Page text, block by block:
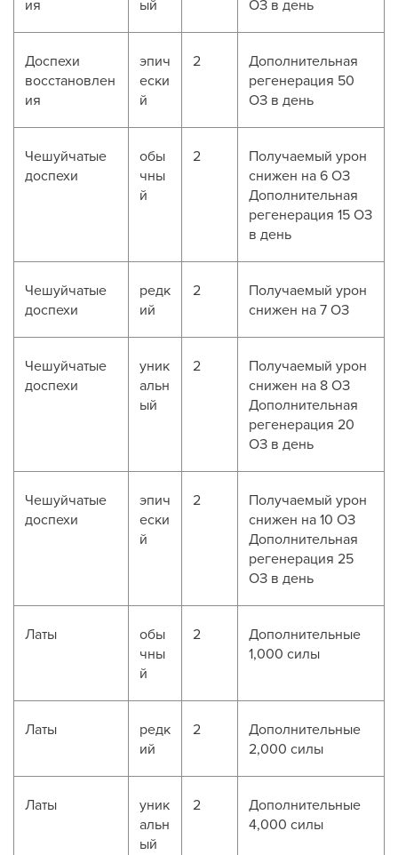
ия ый ОЗ в день
Доспехи
восстановлен
ия
эпич
ески
й
2
Дополнительная
регенерация 50
ОЗ в день
Чешуйчатые
доспехи
обы
чны
й
2
Получаемый урон
снижен на 6 ОЗ
Дополнительная
регенерация 15 ОЗ
в день
Чешуйчатые
доспехи
редк
ий
2
Получаемый урон
снижен на 7 ОЗ
Чешуйчатые
доспехи
уник
альн
ый
2
Получаемый урон
снижен на 8 ОЗ
Дополнительная
регенерация 20
ОЗ в день
Чешуйчатые
доспехи
эпич
ески
й
2
Получаемый урон
снижен на 10 ОЗ
Дополнительная
регенерация 25
ОЗ в день
Латы
обы
чны
й
2
Дополнительные
1,000 силы
Латы
редк
ий
2
Дополнительные
2,000 силы
Латы
уник
альн
ый
2
Дополнительные
4,000 силы